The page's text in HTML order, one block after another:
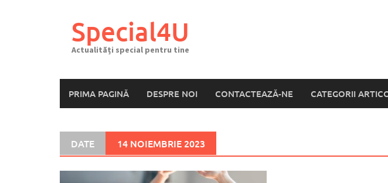
Special4U
Actualități special pentru tine
PRIMA PAGINĂ DESPRE NOI CONTACTEAZĂ-NE CATEGORII
DATE 14 NOIEMBRIE 2023